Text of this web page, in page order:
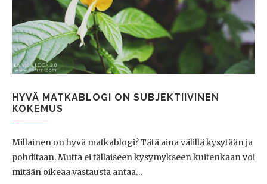
HYVÄ MATKABLOGI ON SUBJEKTIIVINEN
KOKEMUS
Millainen on hyvä matkablogi? Tätä aina välillä kysytään ja
pohditaan. Mutta ei tällaiseen kysymykseen kuitenkaan voi
mitään oikeaa vastausta antaa…